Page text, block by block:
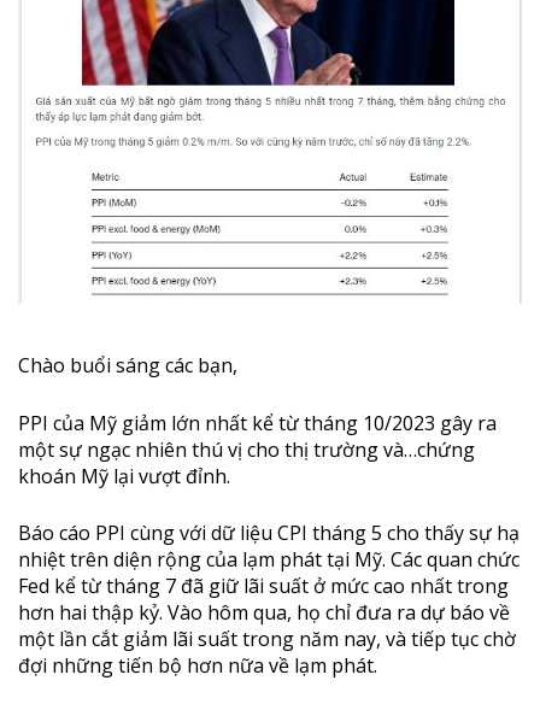
Chào buổi sáng các bạn,
PPI của Mỹ giảm lớn nhất kể từ tháng 10/2023 gây ra
một sự ngạc nhiên thú vị cho thị trường và…chứng
khoán Mỹ lại vượt đỉnh.
Báo cáo PPI cùng với dữ liệu CPI tháng 5 cho thấy sự hạ
nhiệt trên diện rộng của lạm phát tại Mỹ. Các quan chức
Fed kể từ tháng 7 đã giữ lãi suất ở mức cao nhất trong
hơn hai thập kỷ. Vào hôm qua, họ chỉ đưa ra dự báo về
một lần cắt giảm lãi suất trong năm nay, và tiếp tục chờ
đợi những tiến bộ hơn nữa về lạm phát.